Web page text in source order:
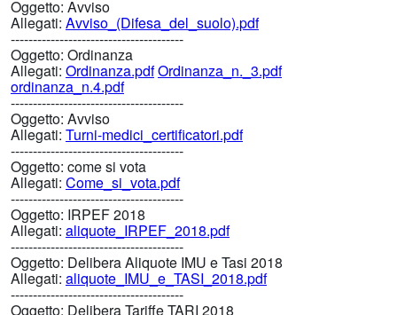
Oggetto: Avviso
Allegati: Avviso_(Difesa_del_suolo).pdf
---------------------------------------
Oggetto: Ordinanza
Allegati: Ordinanza.pdfOrdinanza_n._3.pdf
ordinanza_n.4.pdf
---------------------------------------
Oggetto: Avviso
Allegati: Turni-medici_certificatori.pdf
---------------------------------------
Oggetto: come si vota
Allegati: Come_si_vota.pdf
---------------------------------------
Oggetto: IRPEF 2018
Allegati: aliquote_IRPEF_2018.pdf
---------------------------------------
Oggetto: Delibera Aliquote IMU e Tasi 2018
Allegati: aliquote_IMU_e_TASI_2018.pdf
---------------------------------------
Oggetto: Delibera Tariffe TARI 2018